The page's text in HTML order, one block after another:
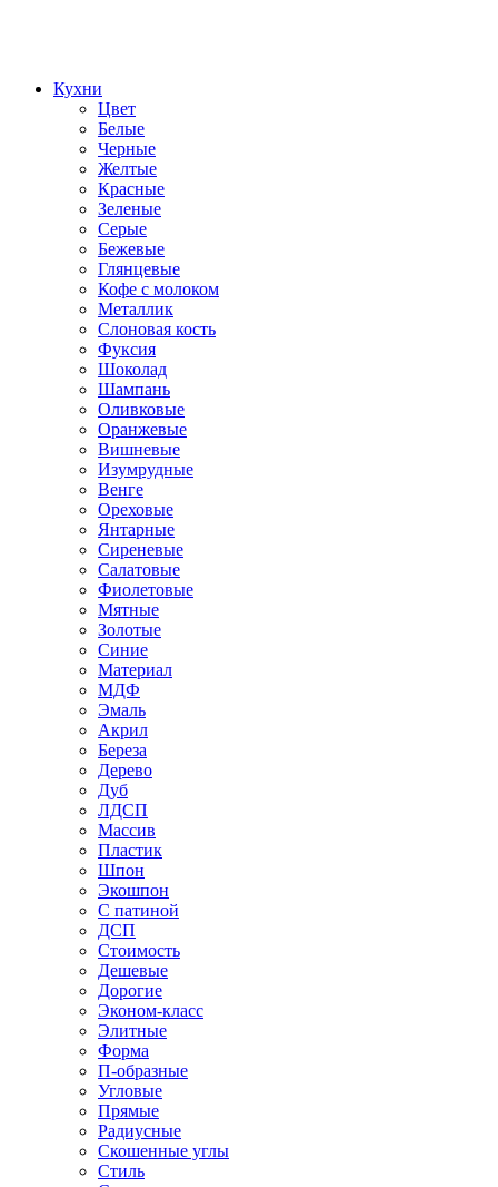
Кухни
Цвет
Белые
Черные
Желтые
Красные
Зеленые
Серые
Бежевые
Глянцевые
Кофе с молоком
Металлик
Слоновая кость
Фуксия
Шоколад
Шампань
Оливковые
Оранжевые
Вишневые
Изумрудные
Венге
Ореховые
Янтарные
Сиреневые
Салатовые
Фиолетовые
Мятные
Золотые
Синие
Материал
МДФ
Эмаль
Акрил
Береза
Дерево
Дуб
ЛДСП
Массив
Пластик
Шпон
Экошпон
С патиной
ДСП
Стоимость
Дешевые
Дорогие
Эконом-класс
Элитные
Форма
П-образные
Угловые
Прямые
Радиусные
Скошенные углы
Стиль